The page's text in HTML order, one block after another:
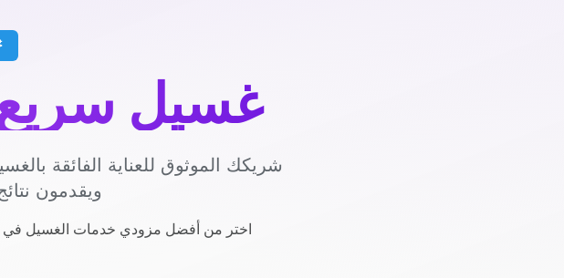
غسيل سريع
شريكك الموثوق للعناية الفائقة
ويقدمون
اختر من أفضل مزودي خدمات الغسيل في